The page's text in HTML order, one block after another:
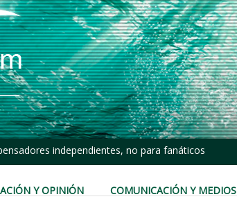
independientes, no para fanáticos
Y OPINIÓN COMUNICACIÓN Y MEDIOS